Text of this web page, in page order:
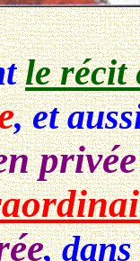
le récit
, et
,